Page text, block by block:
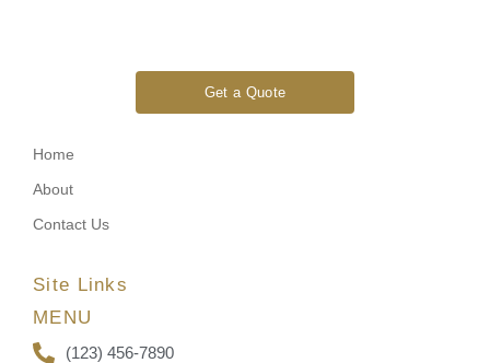
Get a Quote
Home
About
Contact Us
Site Links
MENU
(123) 456-7890